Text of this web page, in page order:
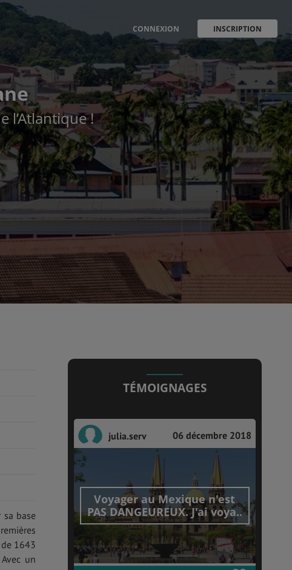
CONNEXION INSCRIPTION
l’Atlantique !
sa base
1643
un
TÉMOIGNAGES
julia.serv 06 décembre 2018
Voyager au Mexique n'est
PAS DANGEUREUX. J'ai voya..